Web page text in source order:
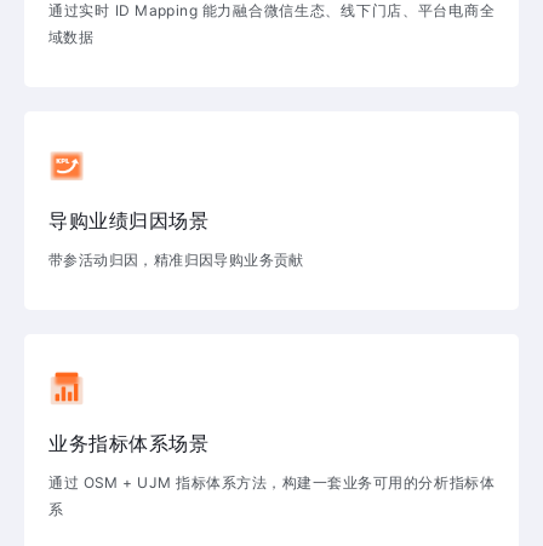
通过实时 ID Mapping 能力融合微信生态、线下门店、平台电商全
域数据
导购业绩归因场景
带参活动归因，精准归因导购业务贡献
业务指标体系场景
通过 OSM + UJM 指标体系方法，构建一套业务可用的分析指标体
系